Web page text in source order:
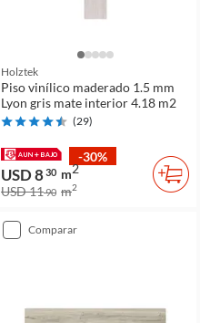
Holztek
Piso vinílico maderado 1.5 mm
Lyon gris mate interior 4.18 m2
(29)
-30%
USD 830 m2
USD 1190 m2
comparar